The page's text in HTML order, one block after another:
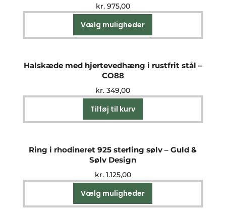
kr.975,00
Vælg muligheder
vare
varianter.
kan
Halskæde med hjertevedhæng i rustfrit stål –
CO88
kr. 349,00
Tilføj til kurv
Ring i rhodineret 925 sterling sølv – Guld &
Sølv Design
kr.1.125,00
Vælg muligheder
vare